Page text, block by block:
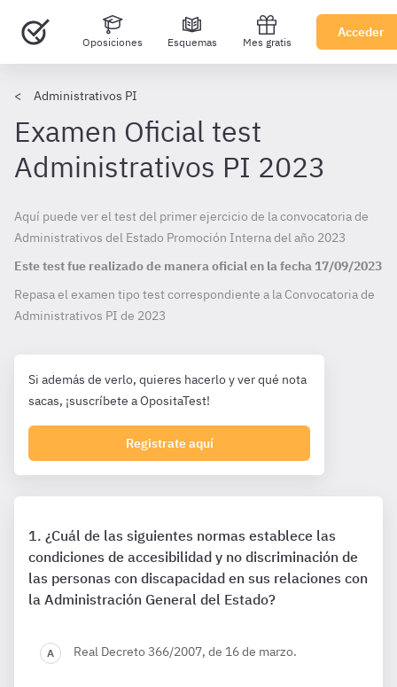
Oposiciones Esquemas Mes gratis
Acceder
Administrativos PI
Examen Oficial test
Administrativos PI 2023
Aquí puede ver el test del primer ejercicio de la convocatoria de
Administrativos del Estado Promoción Interna del año 2023
Este test fue realizado de manera oficial en la fecha 17/09/2023
Repasa el examen tipo test correspondiente a la Convocatoria de
Administrativos PI de 2023
Si además de verlo, quieres hacerlo y ver qué nota
sacas, ¡suscríbete a OpositaTest!
Registrate aquí
¿Cuál de las siguientes normas establece las
condiciones de accesibilidad y no discriminación de
las personas con discapacidad en sus relaciones con
la Administración General del Estado?
Real Decreto 366/2007, de 16 de marzo.